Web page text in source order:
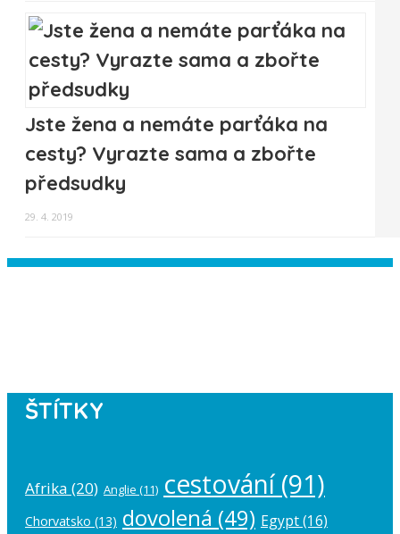
Jste žena a nemáte parťáka na
cesty? Vyrazte sama a zbořte
předsudky
29. 4. 2019
ŠTÍTKY
Afrika (20) Anglie (11) cestování(91)
Chorvatsko (13) dovolená (49) Egypt(16)